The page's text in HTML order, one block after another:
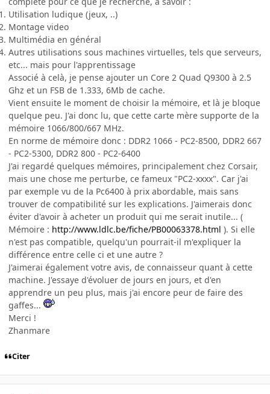
Utilisation ludique (jeux, ..)
Montage video
Multimédia en général
Autres utilisations sous machines virtuelles, tels que serveurs,
etc... mais pour l'apprentissage
Associé à celà, je pense ajouter un Core 2 Quad Q9300 à 2.5
Ghz et un FSB de 1.333, 6Mb de cache.
Vient ensuite le moment de choisir la mémoire, et là je bloque
quelque peu. J'ai donc lu, que cette carte mère supporte de la
mémoire 1066/800/667 MHz.
En norme de mémoire donc : DDR2 1066 - PC2-8500, DDR2 667
- PC2-5300, DDR2 800 - PC2-6400
J'ai regardé quelques mémoires, principalement chez Corsair,
mais une chose me perturbe, ce fameux "PC2-xxxx". Car j'ai
par exemple vu de la Pc6400 à prix abordable, mais sans
trouver de compatibilité sur les explications. J'aimerais donc
éviter d'avoir à acheter un produit qui me serait inutile... (
Mémoire : http://www.ldlc.be/fiche/PB00063378.html ). Si elle
n'est pas compatible, quelqu'un pourrait-il m'expliquer la
différence entre celle ci et une autre ?
J'aimerai également votre avis, de connaisseur quant à cette
machine. J'essaye d'évoluer de jours en jours, et d'en
apprendre un peu plus, mais j'ai encore peur de faire des
gaffes...
Merci !
Zhanmare
Citer